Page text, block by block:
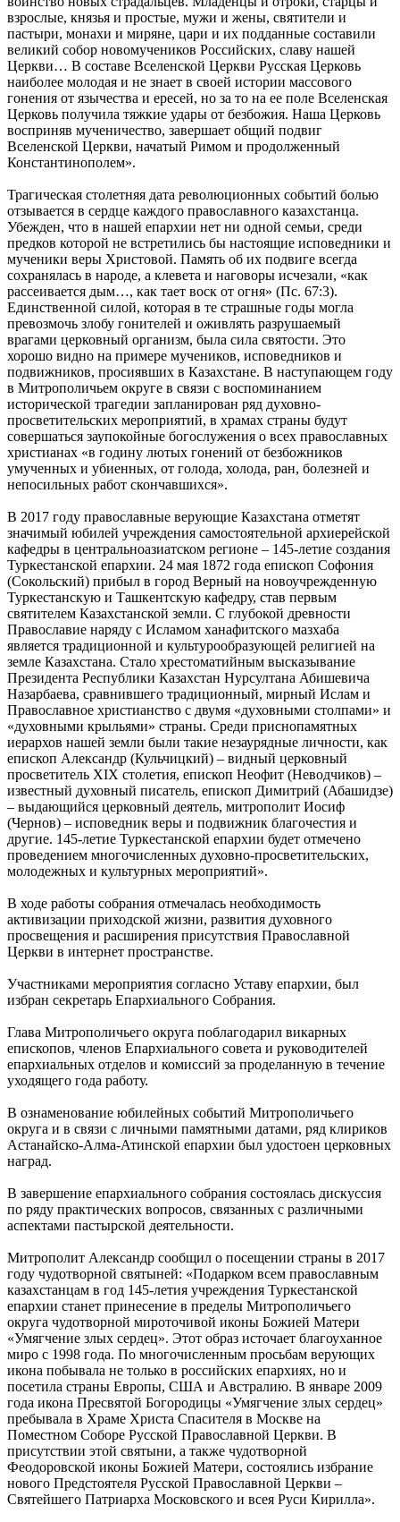
взрослые, князья и простые, мужи и жены, святители и
пастыри, монахи и миряне, цари и их подданные составили
великий собор новомучеников Российских, славу нашей
Церкви… В составе Вселенской Церкви Русская Церковь
наиболее молодая и не знает в своей истории массового
гонения от язычества и ересей, но за то на ее поле Вселенская
Церковь получила тяжкие удары от безбожия. Наша Церковь
восприняв мученичество, завершает общий подвиг
Вселенской Церкви, начатый Римом и продолженный
Константинополем».
Трагическая столетняя дата революционных событий болью
отзывается в сердце каждого православного казахстанца.
Убежден, что в нашей епархии нет ни одной семьи, среди
предков которой не встретились бы настоящие исповедники и
мученики веры Христовой. Память об их подвиге всегда
сохранялась в народе, а клевета и наговоры исчезали, «как
рассеивается дым…, как тает воск от огня» (Пс. 67:3).
Единственной силой, которая в те страшные годы могла
превозмочь злобу гонителей и оживлять разрушаемый
врагами церковный организм, была сила святости. Это
хорошо видно на примере мучеников, исповедников и
подвижников, просиявших в Казахстане. В наступающем году
в Митрополичьем округе в связи с воспоминанием
исторической трагедии запланирован ряд духовно-
просветительских мероприятий, в храмах страны будут
совершаться заупокойные богослужения о всех православных
христианах «в годину лютых гонений от безбожников
умученных и убиенных, от голода, холода, ран, болезней и
непосильных работ скончавшихся».
В 2017 году православные верующие Казахстана отметят
значимый юбилей учреждения самостоятельной архиерейской
кафедры в центральноазиатском регионе – 145-летие создания
Туркестанской епархии. 24 мая 1872 года епископ Софония
(Сокольский) прибыл в город Верный на новоучрежденную
Туркестанскую и Ташкентскую кафедру, став первым
святителем Казахстанской земли. С глубокой древности
Православие наряду с Исламом ханафитского мазхаба
является традиционной и культурообразующей религией на
земле Казахстана. Стало хрестоматийным высказывание
Президента Республики Казахстан Нурсултана Абишевича
Назарбаева, сравнившего традиционный, мирный Ислам и
Православное христианство с двумя «духовными столпами» и
«духовными крыльями» страны. Среди приснопамятных
иерархов нашей земли были такие незаурядные личности, как
епископ Александр (Кульчицкий) – видный церковный
просветитель XIX столетия, епископ Неофит (Неводчиков) –
известный духовный писатель, епископ Димитрий (Абашидзе)
– выдающийся церковный деятель, митрополит Иосиф
(Чернов) – исповедник веры и подвижник благочестия и
другие. 145-летие Туркестанской епархии будет отмечено
проведением многочисленных духовно-просветительских,
молодежных и культурных мероприятий».
В ходе работы собрания отмечалась необходимость
активизации приходской жизни, развития духовного
просвещения и расширения присутствия Православной
Церкви в интернет пространстве.
Участниками мероприятия согласно Уставу епархии, был
избран секретарь Епархиального Собрания.
Глава Митрополичьего округа поблагодарил викарных
епископов, членов Епархиального совета и руководителей
епархиальных отделов и комиссий за проделанную в течение
уходящего года работу.
В ознаменование юбилейных событий Митрополичьего
округа и в связи с личными памятными датами, ряд клириков
Астанайско-Алма-Атинской епархии был удостоен церковных
наград.
В завершение епархиального собрания состоялась дискуссия
по ряду практических вопросов, связанных с различными
аспектами пастырской деятельности.
Митрополит Александр сообщил о посещении страны в 2017
году чудотворной святыней: «Подарком всем православным
казахстанцам в год 145-летия учреждения Туркестанской
епархии станет принесение в пределы Митрополичьего
округа чудотворной мироточивой иконы Божией Матери
«Умягчение злых сердец». Этот образ источает благоуханное
миро с 1998 года. По многочисленным просьбам верующих
икона побывала не только в российских епархиях, но и
посетила страны Европы, США и Австралию. В январе 2009
года икона Пресвятой Богородицы «Умягчение злых сердец»
пребывала в Храме Христа Спасителя в Москве на
Поместном Соборе Русской Православной Церкви. В
присутствии этой святыни, а также чудотворной
Феодоровской иконы Божией Матери, состоялись избрание
нового Предстоятеля Русской Православной Церкви –
Святейшего Патриарха Московского и всея Руси Кирилла».